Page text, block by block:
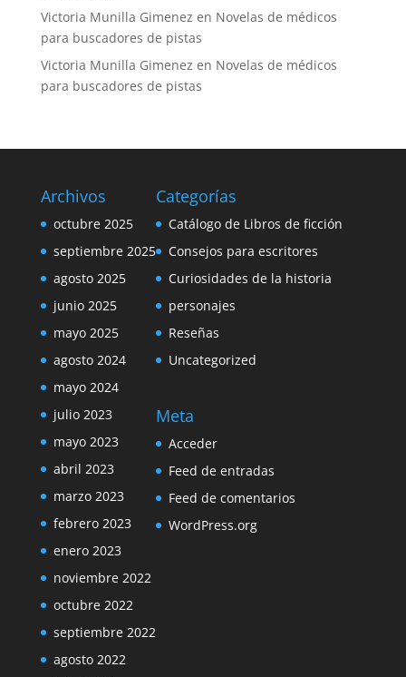
Victoria Munilla Gimenez en Novelas de médicos
para buscadores de pistas
Victoria Munilla Gimenez en Novelas de médicos
para buscadores de pistas
Archivos
octubre 2025
septiembre 2025
agosto 2025
junio 2025
mayo 2025
agosto 2024
mayo 2024
julio 2023
mayo 2023
abril 2023
marzo 2023
febrero 2023
enero 2023
noviembre 2022
octubre 2022
septiembre 2022
agosto 2022
Categorías
Catálogo de Libros de ficción
Consejos para escritores
Curiosidades de la historia
personajes
Reseñas
Uncategorized
Meta
Acceder
Feed de entradas
Feed de comentarios
WordPress.org